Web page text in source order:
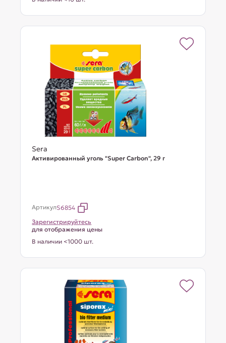
Sera
Активированный уголь "Super Carbon", 29 г
АртикулS6854
Зарегистрируйтесь
для отображения цены
В наличии <1000 шт.